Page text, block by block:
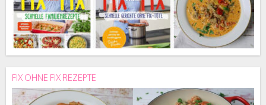
FIX OHNE FIX REZEPTE